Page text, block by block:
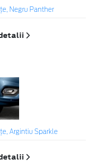
Negru Panther
Argintiu Sparkle